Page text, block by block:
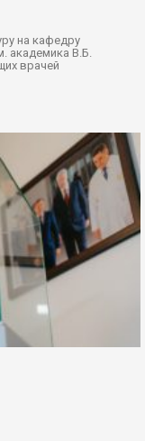
на кафедру
академика В.Б.
врачей